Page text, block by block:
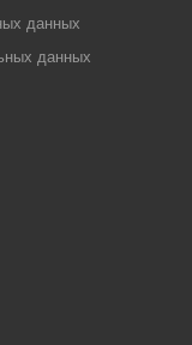
данных
данных